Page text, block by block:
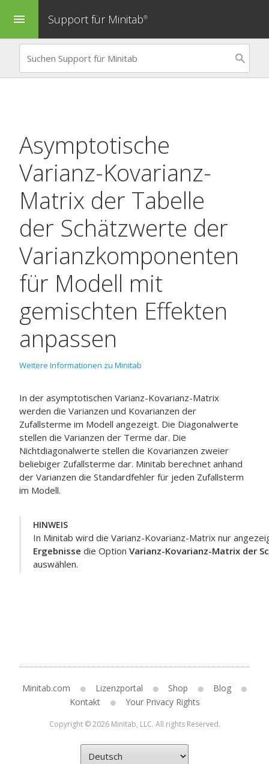
menu Support für Minitab®
Asymptotische
Varianz-Kovarianz-
Matrix der Tabelle
der Schätzwerte der
Varianzkomponenten
für Modell mit
gemischten Effekten
anpassen
Weitere Informationen zu Minitab
In der asymptotischen Varianz-Kovarianz-Matrix
werden die Varianzen und Kovarianzen der
Zufallsterme im Modell angezeigt. Die Diagonalwerte
stellen die Varianzen der Terme dar. Die
Nichtdiagonalwerte stellen die Kovarianzen zweier
beliebiger Zufallsterme dar. Minitab berechnet anhand
der Varianzen die Standardfehler für jeden Zufallsterm
im Modell.
HINWEIS
In Minitab wird die Varianz-Kovarianz-Matrix nur
Ergebnisse die Option Varianz-Kovarianz-Matrix der
auswählen.
Minitab.com Lizenzportal Shop
Blog
Kontakt
Your Privacy Rights
Copyright © 2026 Minitab, LLC. All rights Reserved.